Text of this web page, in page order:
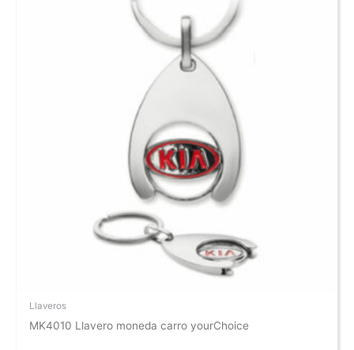
Llaveros
MK4010 Llavero moneda carro yourChoice